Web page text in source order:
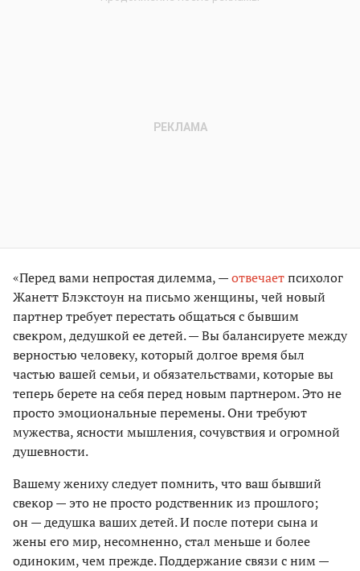
«Перед вами непростая дилемма, —отвечаетпсихолог
Жанетт Блэкстоун на письмо женщины, чей новый
партнер требует перестать общаться с бывшим
свекром, дедушкой ее детей. — Вы балансируете между
верностью человеку, который долгое время был
частью вашей семьи, и обязательствами, которые вы
теперь берете на себя перед новым партнером. Это не
просто эмоциональные перемены. Они требуют
мужества, ясности мышления, сочувствия и огромной
душевности.
Вашему жениху следует помнить, что ваш бывший
свекор — это не просто родственник из прошлого;
он — дедушка ваших детей. И после потери сына и
жены его мир, несомненно, стал меньше и более
одиноким, чем прежде. Поддержание связи с ним —